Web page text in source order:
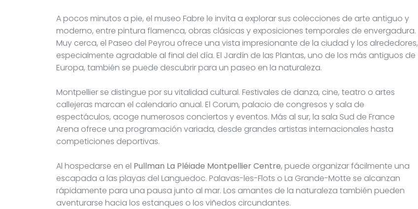
A pocos minutos a pie, el museo Fabre le invita a explorar sus colecciones de arte antiguo y
moderno, entre pintura flamenca, obras clásicas y exposiciones temporales de envergadura.
Muy cerca, el Paseo del Peyrou ofrece una vista impresionante de la ciudad y los alrededores,
especialmente agradable al final del día. El Jardín de las Plantas, uno de los más antiguos de
Europa, también se puede descubrir para un paseo en la naturaleza.
Montpellier se distingue por su vitalidad cultural. Festivales de danza, cine, teatro o artes
callejeras marcan el calendario anual. El Corum, palacio de congresos y sala de
espectáculos, acoge numerosos conciertos y eventos. Más al sur, la sala Sud de France
Arena ofrece una programación variada, desde grandes artistas internacionales hasta
competiciones deportivas.
Al hospedarse en el Pullman La Pléiade Montpellier Centre, puede organizar fácilmente una
escapada a las playas del Languedoc. Palavas-les-Flots o La Grande-Motte se alcanzan
rápidamente para una pausa junto al mar. Los amantes de la naturaleza también pueden
aventurarse hacia los estanques o los viñedos circundantes.